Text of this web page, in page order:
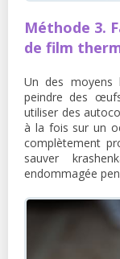
Méthode 3.
de film
Un des moyens
peindre des
utiliser des
à la fois sur un
complètement
sauver
endommagée